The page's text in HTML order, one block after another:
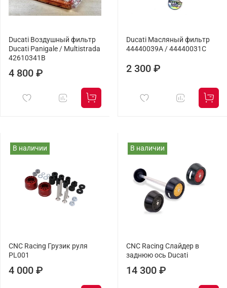
Ducati Воздушный фильтр
Ducati Panigale / Multistrada
42610341B
4 800 ₽
Ducati Масляный фильтр
44440039A / 44440031C
2 300 ₽
В наличии
CNC Racing Грузик руля
PL001
4 000 ₽
В наличии
CNC Racing Слайдер в
заднюю ось Ducati
14 300 ₽